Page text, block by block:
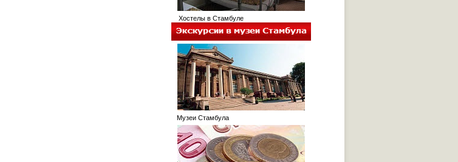
Хостелы в Стамбуле
Музеи Стамбула